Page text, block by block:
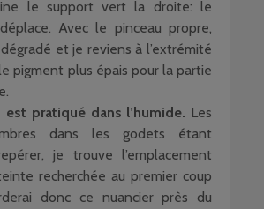
le support vert la droite: le
Avec le pinceau propre,
et je reviens à l’extrémité
pigment plus épais pour la partie
pratiqué dans l’humide. Les
dans les godets étant
je trouve l’emplacement
recherchée au premier coup
donc ce nuancier près du